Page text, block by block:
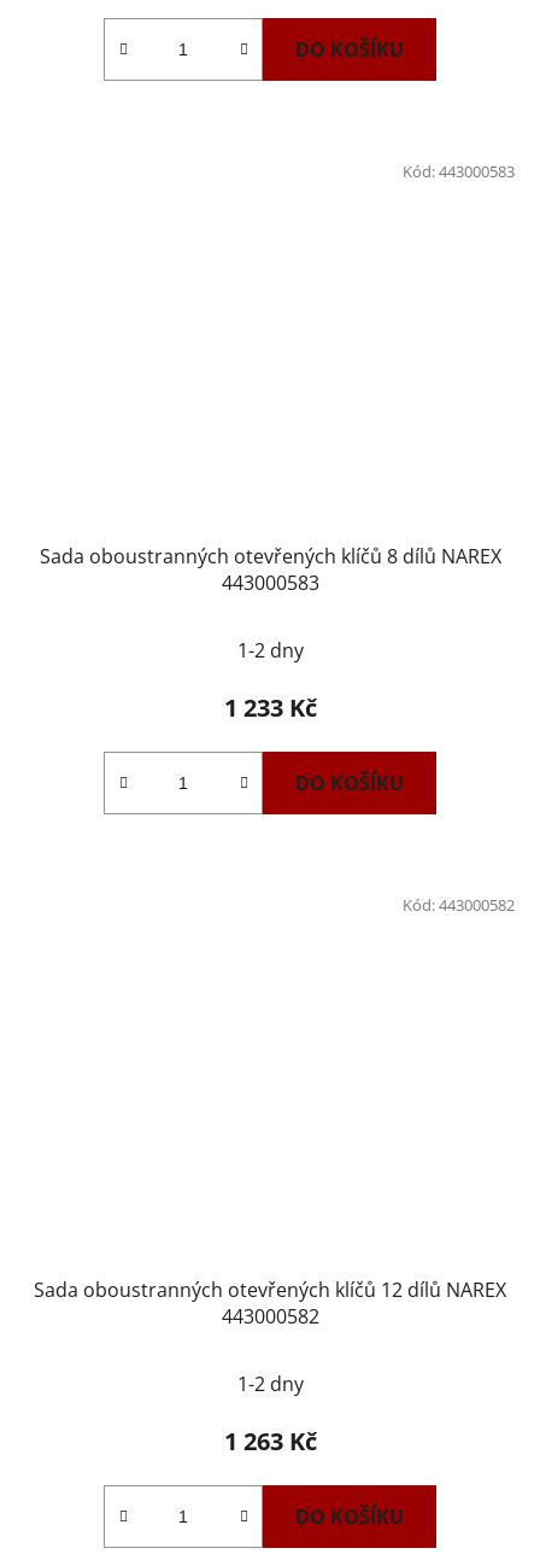
DO KOŠÍKU
Sada oboustranných otevřených klíčů 8 dílů NAREX
443000583
1-2 dny
1 233 Kč
DO KOŠÍKU
Kód:443000583
Sada oboustranných otevřených klíčů 12 dílů NAREX
443000582
1-2 dny
1 263 Kč
DO KOŠÍKU
Kód:443000582